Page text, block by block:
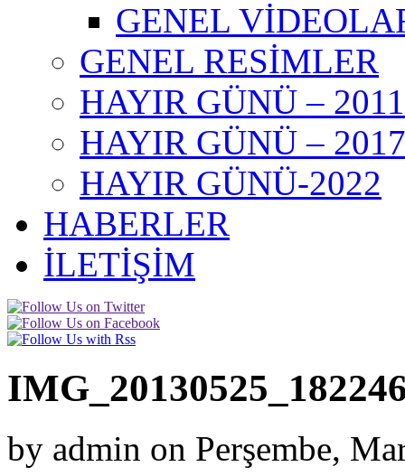
GENEL
GENEL RESİMLER
HAYIR GÜNÜ – 2011
HAYIR GÜNÜ – 2017
HAYIR GÜNÜ-2022
HABERLER
İLETİŞİM
by admin on Perşembe,